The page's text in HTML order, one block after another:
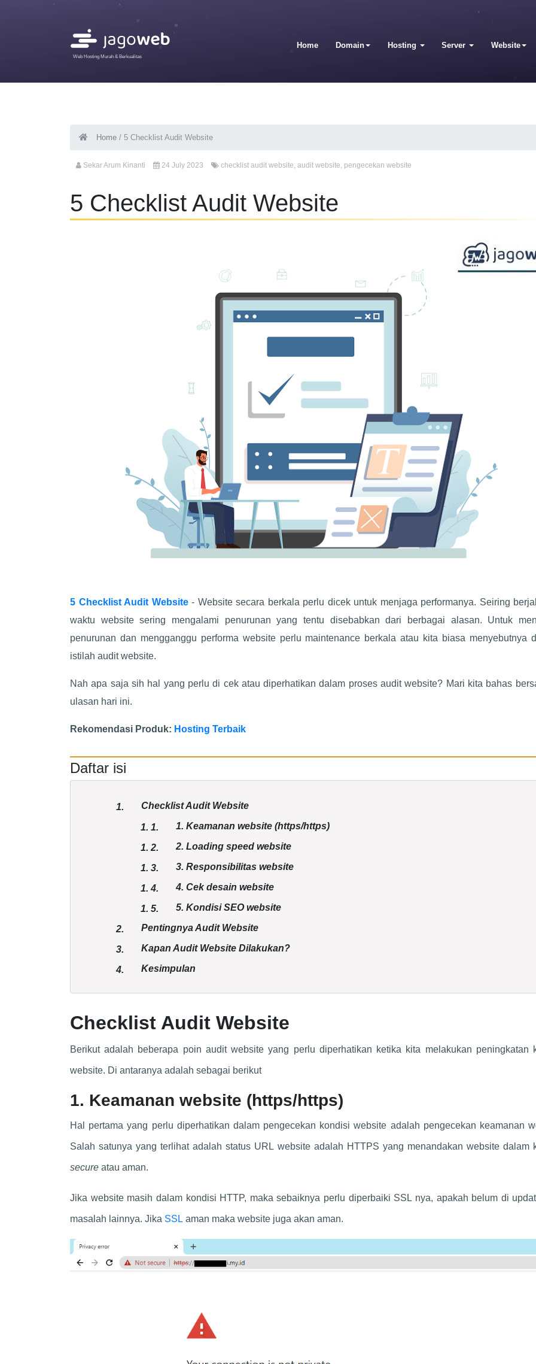
Web Hosting Murah & Berkualitas
Home Domain Hosting Server Website
Home / 5 Checklist Audit Website
Sekar Arum Kinanti 24 July 2023 checklist audit website, audit website, pengecekan website
5 Checklist Audit Website
5 Checklist Audit Website- Website secara berkala perlu dicek untuk menjaga performanya. Seiring
waktu website sering mengalami penurunan yang tentu disebabkan dari berbagai alasan. Untuk
penurunan dan mengganggu performa website perlu maintenance berkala atau kita biasa menyebutnya
istilah audit website.
Nah apa saja sih hal yang perlu di cek atau diperhatikan dalam proses audit website? Mari kita bahas
ulasan hari ini.
Rekomendasi Produk: Hosting Terbaik
Daftar isi
1. Checklist Audit Website
1. 1. 1. Keamanan website (https/https)
1. 2. 2. Loading speed website
1. 3. 3. Responsibilitas website
1.4. 4. Cek desain website
1. 5. 5. Kondisi SEO website
2. Pentingnya Audit Website
3. Kapan Audit Website Dilakukan?
4. Kesimpulan
Checklist Audit Website
Berikut adalah beberapa poin audit website yang perlu diperhatikan ketika kita melakukan peningkatan
website. Di antaranya adalah sebagai berikut
1. Keamanan website (https/https)
Hal pertama yang perlu diperhatikan dalam pengecekan kondisi website adalah pengecekan keamanan
Salah satunya yang terlihat adalah status URL website adalah HTTPS yang menandakan website dalam
secure atau aman.
Jika website masih dalam kondisi HTTP, maka sebaiknya perlu diperbaiki SSL nya, apakah belum di
masalah lainnya. Jika SSL aman maka website juga akan aman.